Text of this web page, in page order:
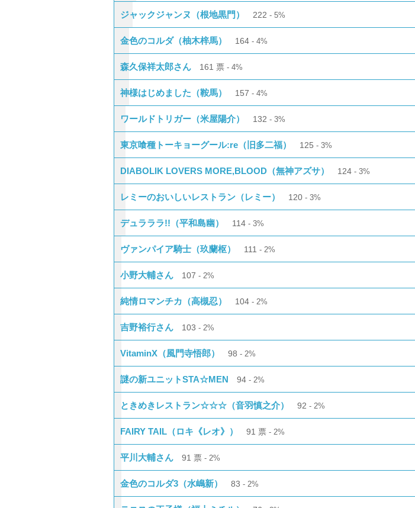
ジャックジャンヌ（根地黒門） 222 5%
金色のコルダ（柚木梓馬） 164 4%
森久保祥太郎さん 161 票 4%
神様はじめました（鞍馬） 157 4%
ワールドトリガー（米屋陽介） 132 3%
東京喰種トーキョーグール:re（旧多二福） 125 3%
DIABOLIK LOVERS MORE,BLOOD（無神アズサ） 124 3%
レミーのおいしいレストラン（レミー） 120 3%
デュラララ!!（平和島幽） 114 3%
ヴァンパイア騎士（玖蘭枢） 111 2%
小野大輔さん 107 2%
純情ロマンチカ（高槻忍） 104 2%
吉野裕行さん 103 2%
VitaminX（風門寺悟郎） 98 2%
謎の新ユニットSTA☆MEN 94 2%
ときめきレストラン☆☆☆（音羽慎之介） 92 2%
FAIRY TAIL（ロキ《レオ》） 91 票 2%
平川大輔さん 91 票 2%
金色のコルダ3（水嶋新） 83 2%